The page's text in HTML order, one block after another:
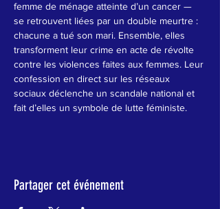
femme de ménage atteinte d’un cancer —
se retrouvent liées par un double meurtre :
chacune a tué son mari. Ensemble, elles
transforment leur crime en acte de révolte
contre les violences faites aux femmes. Leur
confession en direct sur les réseaux
sociaux déclenche un scandale national et
fait d’elles un symbole de lutte féministe.
Partager cet événement